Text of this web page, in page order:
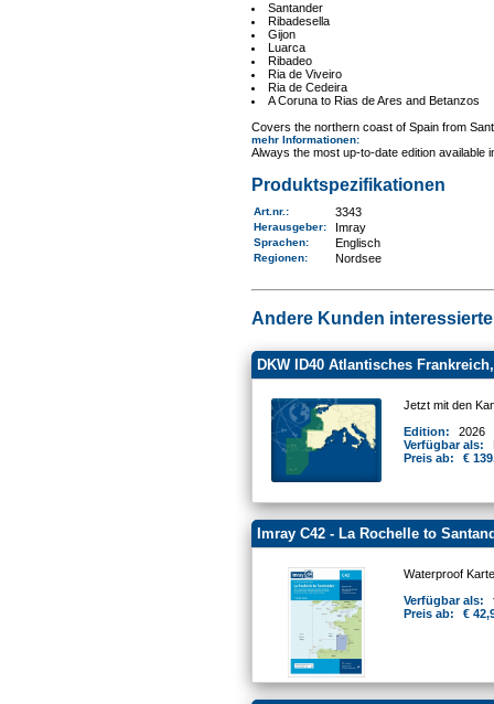
Santander
Ribadesella
Gijon
Luarca
Ribadeo
Ria de Viveiro
Ria de Cedeira
A Coruna to Rias de Ares and Betanzos
Covers the northern coast of Spain from
mehr Informationen:
Always the most up-to-date edition
Produktspezifikationen
Art.nr. : 3343
Herausgeber: Imray
Sprachen: Englisch
Regionen: Nordsee
Andere Kunden
DKW ID40 Atlantisches
Jetzt mit den
Edition:
2026
Verfügbar als:
Preis ab:
€
Imray C42 - La Rochelle to
Waterproof
Verfügbar als:
Preis ab:
€